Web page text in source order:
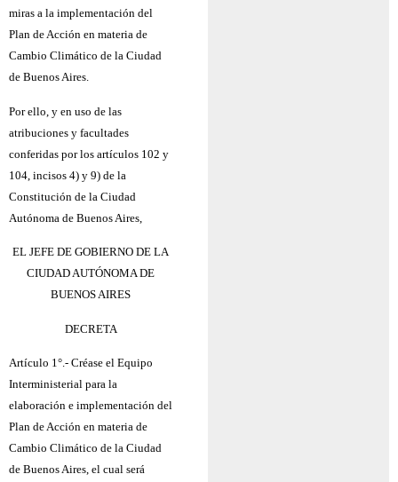
miras a la implementación del
Plan de Acción en materia de
Cambio Climático de la Ciudad
de Buenos Aires.
Por ello, y en uso de las
atribuciones y facultades
conferidas por los artículos 102 y
104, incisos 4) y 9) de la
Constitución de la Ciudad
Autónoma de Buenos Aires,
EL JEFE DE GOBIERNO DE LA
CIUDAD AUTÓNOMA DE
BUENOS AIRES
DECRETA
Artículo 1°.- Créase el Equipo
Interministerial para la
elaboración e implementación del
Plan de Acción en materia de
Cambio Climático de la Ciudad
de Buenos Aires, el cual será